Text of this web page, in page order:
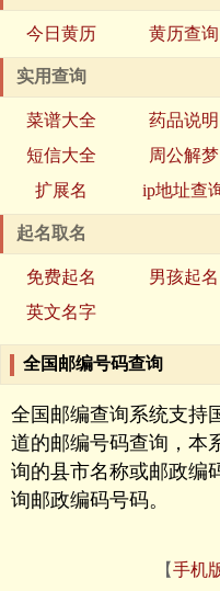
今日黄历 黄历查询
实用查询
菜谱大全 药品说明
短信大全
周公解梦
扩展名
ip地址查
起名取名
免费起名 男孩起名
英文名字
全国邮编号码查询
全国邮编查询系统支持
道的邮编号码查询，本
询的县市名称或邮政编
询邮政编码号码。
【手机